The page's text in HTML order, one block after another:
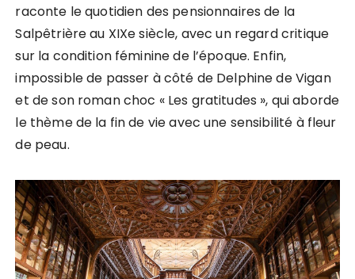
raconte le quotidien des pensionnaires de la
Salpêtrière au XIXe siècle, avec un regard critique
sur la condition féminine de l’époque. Enfin,
impossible de passer à côté de Delphine de Vigan
et de son roman choc « Les gratitudes », qui aborde
le thème de la fin de vie avec une sensibilité à fleur
de peau.